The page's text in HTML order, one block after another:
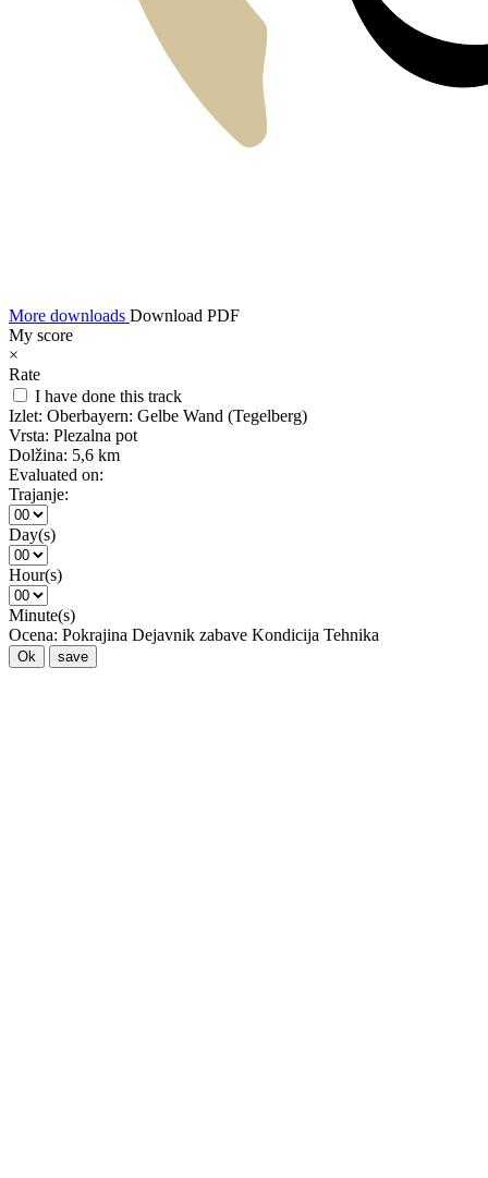
More downloads Download PDF
My score
×
Rate
I have done this track
Izlet: Oberbayern: Gelbe Wand (Tegelberg)
Vrsta: Plezalna pot
Dolžina: 5,6 km
Evaluated on:
Trajanje:
Day(s)
Hour(s)
Minute(s)
Ocena: Pokrajina Dejavnik zabave Kondicija Tehnika
Ok save